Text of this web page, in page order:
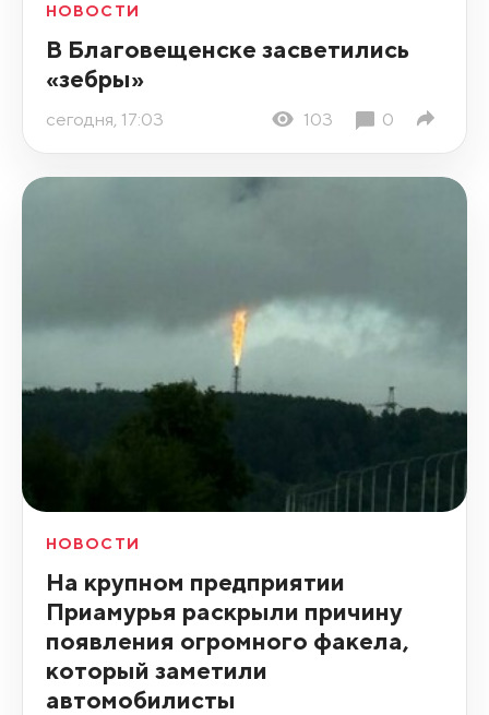
НОВОСТИ
В Благовещенске засветились
«зебры»
сегодня, 17:03 103 0
НОВОСТИ
На крупном предприятии
Приамурья раскрыли причину
появления огромного факела,
который заметили
автомобилисты